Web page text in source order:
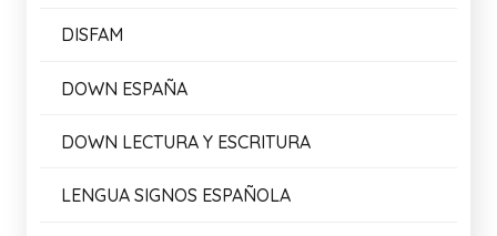
DISFAM
DOWN ESPAÑA
DOWN LECTURA Y ESCRITURA
LENGUA SIGNOS ESPAÑOLA